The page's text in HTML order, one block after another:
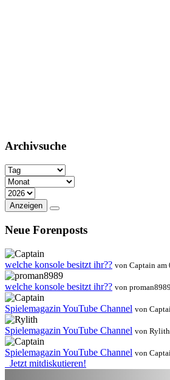
Archivsuche
Anzeigen
Neue Forenposts
welche konsole besitzt ihr?? von Captain am
welche konsole besitzt ihr?? von
Spielemagazin YouTube Channel von
Spielemagazin YouTube Channel von Rylith
Spielemagazin YouTube Channel von
Jetzt mitdiskutieren!